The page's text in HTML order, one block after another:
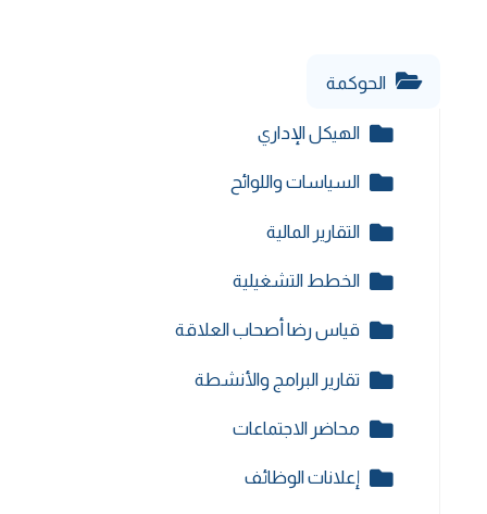
الحوكمة
الهيكل الإداري
السياسات واللوائح
التقارير المالية
الخطط التشغيلية
قياس رضا أصحاب العلاقة
تقارير البرامج والأنشطة
محاضر الاجتماعات
إعلانات الوظائف